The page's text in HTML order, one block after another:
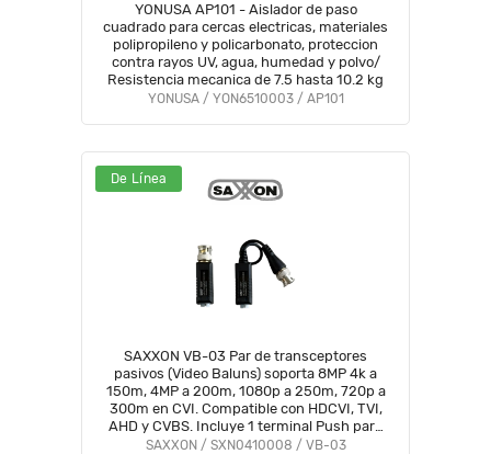
YONUSA AP101 - Aislador de paso
cuadrado para cercas electricas, materiales
polipropileno y policarbonato, proteccion
contra rayos UV, agua, humedad y polvo/
Resistencia mecanica de 7.5 hasta 10.2 kg
YONUSA / YON6510003 / AP101
De Línea
SAXXON VB-03 Par de transceptores
pasivos (Video Baluns) soporta 8MP 4k a
150m, 4MP a 200m, 1080p a 250m, 720p a
300m en CVI. Compatible con HDCVI, TVI,
AHD y CVBS. Incluye 1 terminal Push para
fácil conexión
SAXXON / SXN0410008 / VB-03